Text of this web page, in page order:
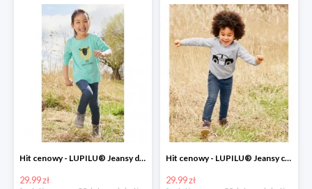
Hit cenowy - LUPILU® Jeansy dziewczęce slim fit
29.99 zł
Hit cenowy - LUPILU® Jeansy chłopięce slim fit
29.99 zł